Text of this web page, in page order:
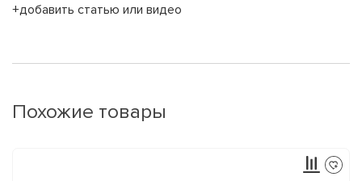
+добавить статью или видео
Похожие товары